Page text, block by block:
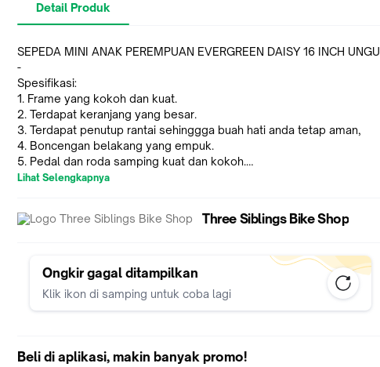
Detail Produk
SEPEDA MINI ANAK PEREMPUAN EVERGREEN DAISY 16 INCH UNGU
-
Spesifikasi:
1. Frame yang kokoh dan kuat.
2. Terdapat keranjang yang besar.
3. Terdapat penutup rantai sehinggga buah hati anda tetap aman,
4. Boncengan belakang yang empuk.
5. Pedal dan roda samping kuat dan kokoh.
6. Desain dan warna yang menarik.
* HARAP KONFIRMASI KEPADA PIHAK TOKO SEBELUM ORDER,
Lihat Selengkapnya
Three Siblings Bike Shop
Ongkir gagal ditampilkan
Klik ikon di samping untuk coba lagi
Beli di aplikasi, makin banyak promo!